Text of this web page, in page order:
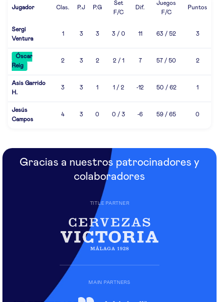
Jugador Clas. P.J P.G
Set
F/C
Dif.
Juegos
F/C
Puntos
Sergi
Ventura
1 3 3 3 / 0 11 63 / 52 3
Óscar
Reig
2 3 2 2 / 1 7 57 / 50 2
Asis Garrido
H.
3 3 1 1 / 2 -12 50 / 62 1
Jesús
Campos
4 3 0 0 / 3 -6 59 / 65 0
Gracias a nuestros patrocinadores y
colaboradores
TITLE PARTNER
MAIN PARTNERS